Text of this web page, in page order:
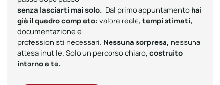
senza lasciarti mai solo. Dal primo appuntamentohai
già il quadro completo:valore reale,tempi stimati,
documentazione e
professionisti necessari. Nessuna sorpresa, nessuna
attesa inutile. Solo un percorso chiaro,costruito
intorno a te.